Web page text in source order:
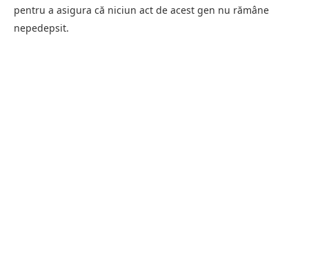
pentru a asigura că niciun act de acest gen nu rămâne
nepedepsit.